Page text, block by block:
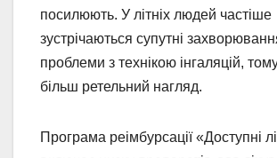
посилюють. У літніх людей частіше
зустрічаються супутні
проблеми з технікою інгаляцій,
більш ретельний нагляд.
Програма реімбурсації «Доступні